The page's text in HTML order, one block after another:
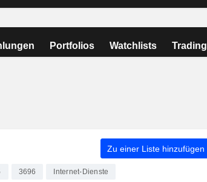
Portfolios Watchlists Trading
Zu einer Liste hinzufügen
3696 Internet-Dienste